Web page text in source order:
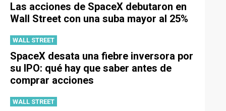
Las acciones de SpaceX debutaron en
Wall Street con una suba mayor al 25%
WALL STREET
SpaceX desata una fiebre inversora por
su IPO: qué hay que saber antes de
comprar acciones
WALL STREET